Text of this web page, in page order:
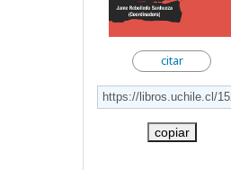
citar
copiar